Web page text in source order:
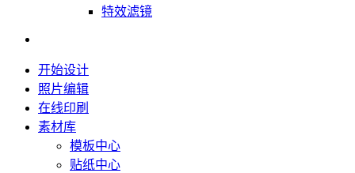
特效滤镜
开始设计
照片编辑
在线印刷
素材库
模板中心
贴纸中心